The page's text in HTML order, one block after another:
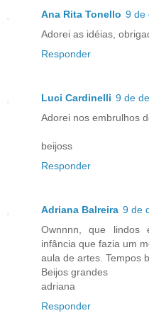
Ana Rita Tonello 9 de
Adorei as idéias,
Responder
Luci Cardinelli 9 de
Adorei nos embrulhos
beijoss
Responder
Adriana Balreira 9 de
Ownnnn, que lindos
infância que fazia um
aula de artes. Tempos
Beijos grandes
adriana
Responder